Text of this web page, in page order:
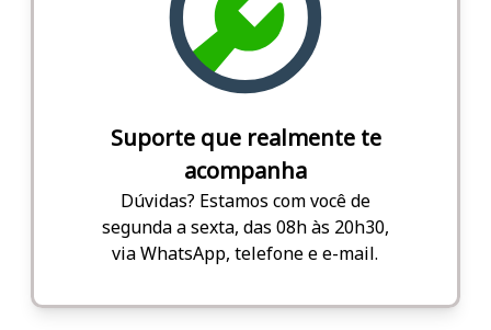
Suporte que realmente te
acompanha
Dúvidas? Estamos com você de
segunda a sexta, das 08h às 20h30,
via WhatsApp, telefone e e-mail.